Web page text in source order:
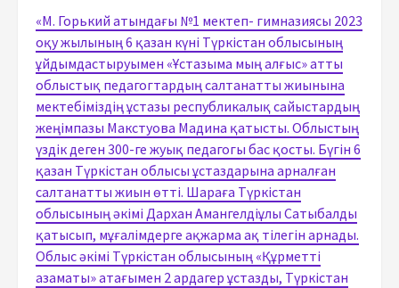
«М. Горький атындағы №1 мектеп- гимназиясы 2023
оқу жылының 6 қазан күні Түркістан облысының
ұйдымдастыруымен «Ұстазыма мың алғыс» атты
облыстық педагогтардың салтанатты жиынына
мектебіміздің ұстазы республикалық сайыстардың
жеңімпазы Макстуова Мадина қатысты. Облыстың
үздік деген 300-ге жуық педагогы бас қосты. Бүгін 6
қазан Түркістан облысы ұстаздарына арналған
салтанатты жиын өтті. Шараға Түркістан
облысының әкімі Дархан Амангелдіұлы Сатыбалды
қатысып, мұғалімдерге ақжарма ақ тілегін арнады.
Облыс әкімі Түркістан облысының «Құрметті
азаматы» атағымен 2 ардагер ұстазды, Түркістан